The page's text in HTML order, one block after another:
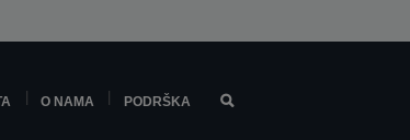
O NAMA PODRŠKA